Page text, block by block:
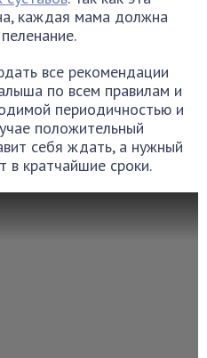
каждая мама должна
все рекомендации
по всем правилам и
периодичностью и
положительный
себя ждать, а нужный
в кратчайшие сроки.